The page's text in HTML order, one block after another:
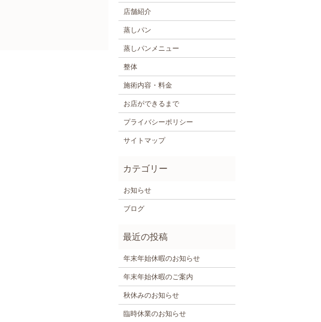
店舗紹介
蒸しパン
蒸しパンメニュー
整体
施術内容・料金
お店ができるまで
プライバシーポリシー
サイトマップ
お知らせ
ブログ
年末年始休暇のお知らせ
年末年始休暇のご案内
秋休みのお知らせ
臨時休業のお知らせ